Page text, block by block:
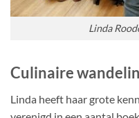
Linda
Culinaire
Linda heeft haar grote